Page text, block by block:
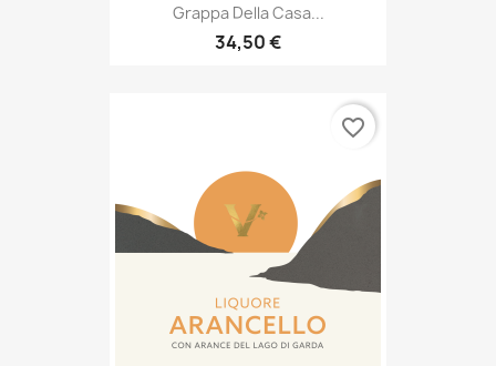
Grappa Della Casa...
34,50 €
favorite_border